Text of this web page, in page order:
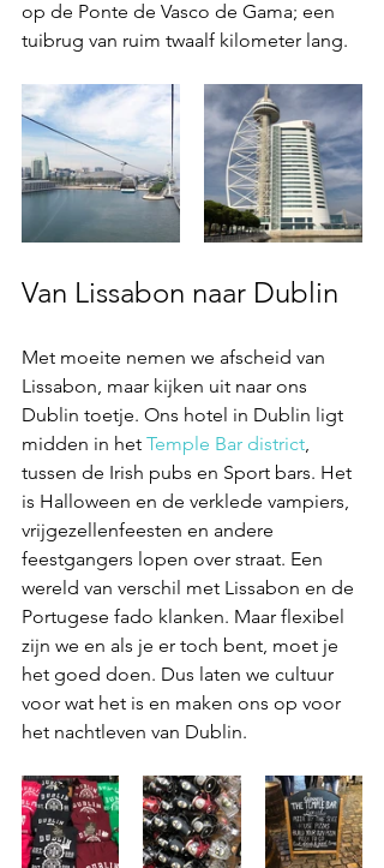
op de Ponte de Vasco de Gama; een
tuibrug van ruim twaalf kilometer lang.
Van Lissabon naar Dublin
Met moeite nemen we afscheid van
Lissabon, maar kijken uit naar ons
Dublin toetje. Ons hotel in Dublin ligt
midden in het Temple Bar district,
tussen de Irish pubs en Sport bars. Het
is Halloween en de verklede vampiers,
vrijgezellenfeesten en andere
feestgangers lopen over straat. Een
wereld van verschil met Lissabon en de
Portugese fado klanken. Maar flexibel
zijn we en als je er toch bent, moet je
het goed doen. Dus laten we cultuur
voor wat het is en maken ons op voor
het nachtleven van Dublin.